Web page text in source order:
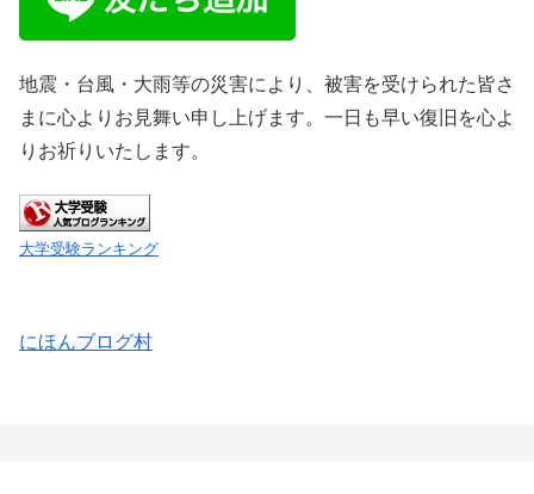
地震・台風・大雨等の災害により、被害を受けられた皆さ
まに心よりお見舞い申し上げます。一日も早い復旧を心よ
りお祈りいたします。
大学受験ランキング
にほんブログ村